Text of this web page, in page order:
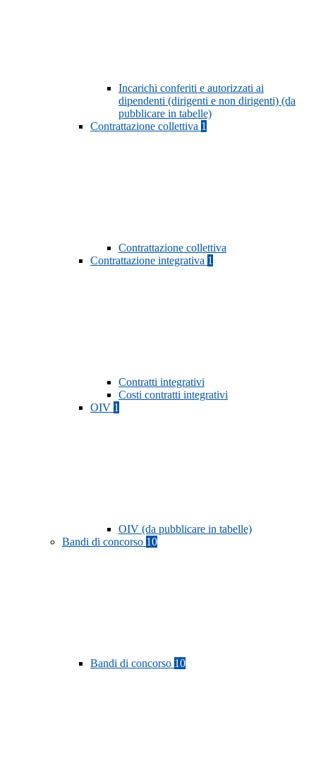
Incarichi conferiti e autorizzati ai
dipendenti (dirigenti e non dirigenti) (da
pubblicare in tabelle)
Contrattazione collettiva 1
Contrattazione collettiva
Contrattazione integrativa 1
Contratti integrativi
Costi contratti integrativi
OIV 1
OIV (da pubblicare in tabelle)
Bandi di concorso 10
Bandi di concorso 10